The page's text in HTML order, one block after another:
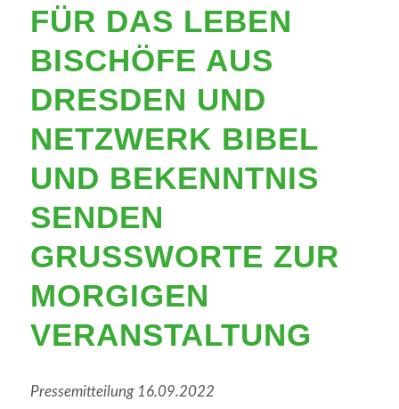
FÜR DAS LEBEN
BISCHÖFE AUS
DRESDEN UND
NETZWERK BIBEL
UND BEKENNTNIS
SENDEN
GRUSSWORTE ZUR M
ORGIGEN V
ERANSTALTUNG
Pressemitteilung 16.09.2022